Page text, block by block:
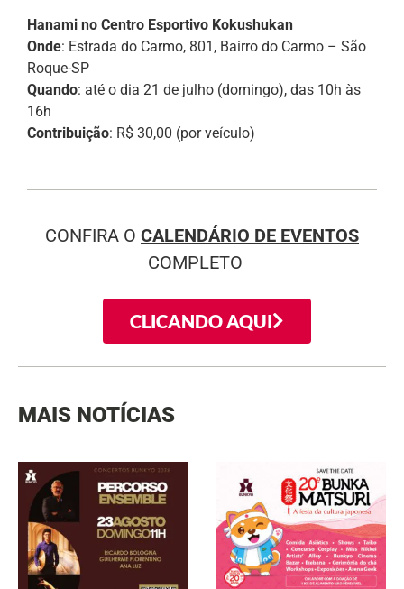
Hanami no Centro Esportivo Kokushukan
Onde: Estrada do Carmo, 801, Bairro do Carmo – São
Roque-SP
Quando: até o dia 21 de julho (domingo), das 10h às
16h
Contribuição: R$ 30,00 (por veículo)
CONFIRA O CALENDÁRIO DE EVENTOS
COMPLETO
CLICANDO AQUI
MAIS NOTÍCIAS